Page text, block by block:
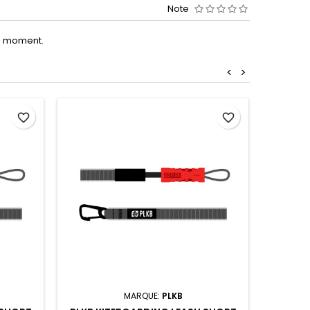
Note
moment.
>
<
favorite_border
MARQUE: PLKB
favorite_border